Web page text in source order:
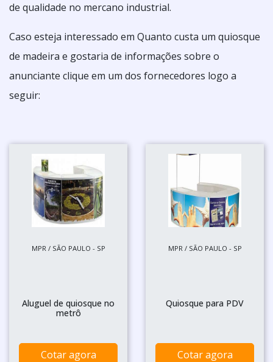
de qualidade no mercano industrial.
Caso esteja interessado em Quanto custa um quiosque
de madeira e gostaria de informações sobre o
anunciante clique em um dos fornecedores logo a
seguir:
MPR / SÃO PAULO - SP
Aluguel de quiosque no
metrô
Cotar agora
MPR / SÃO PAULO - SP
Quiosque para PDV
Cotar agora